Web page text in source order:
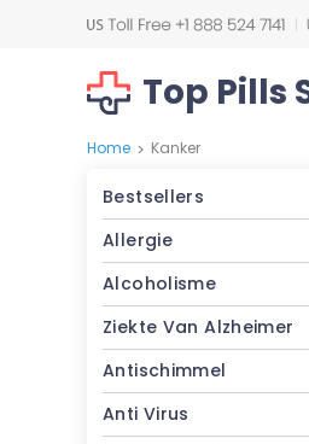
Top Pills
Home > Kanker
Bestsellers
Allergie
Alcoholisme
Ziekte Van Alzheimer
Antischimmel
Anti Virus